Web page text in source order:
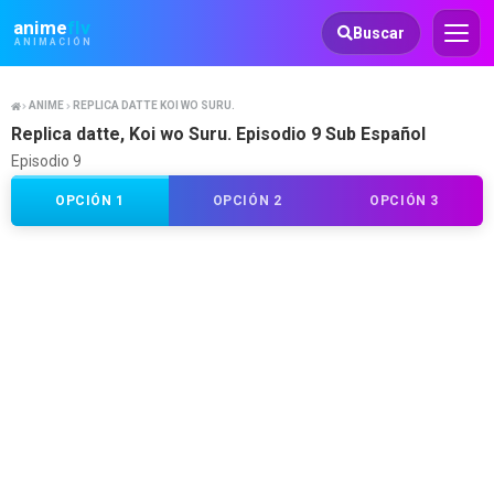
animeflv
ANIMACIÓN
Animeflv Buscar
ANIME REPLICA DATTE KOI WO SURU.
Replica datte, Koi wo Suru. Episodio 9 Sub Español
Episodio 9
OPCIÓN 1 OPCIÓN 2 OPCIÓN 3